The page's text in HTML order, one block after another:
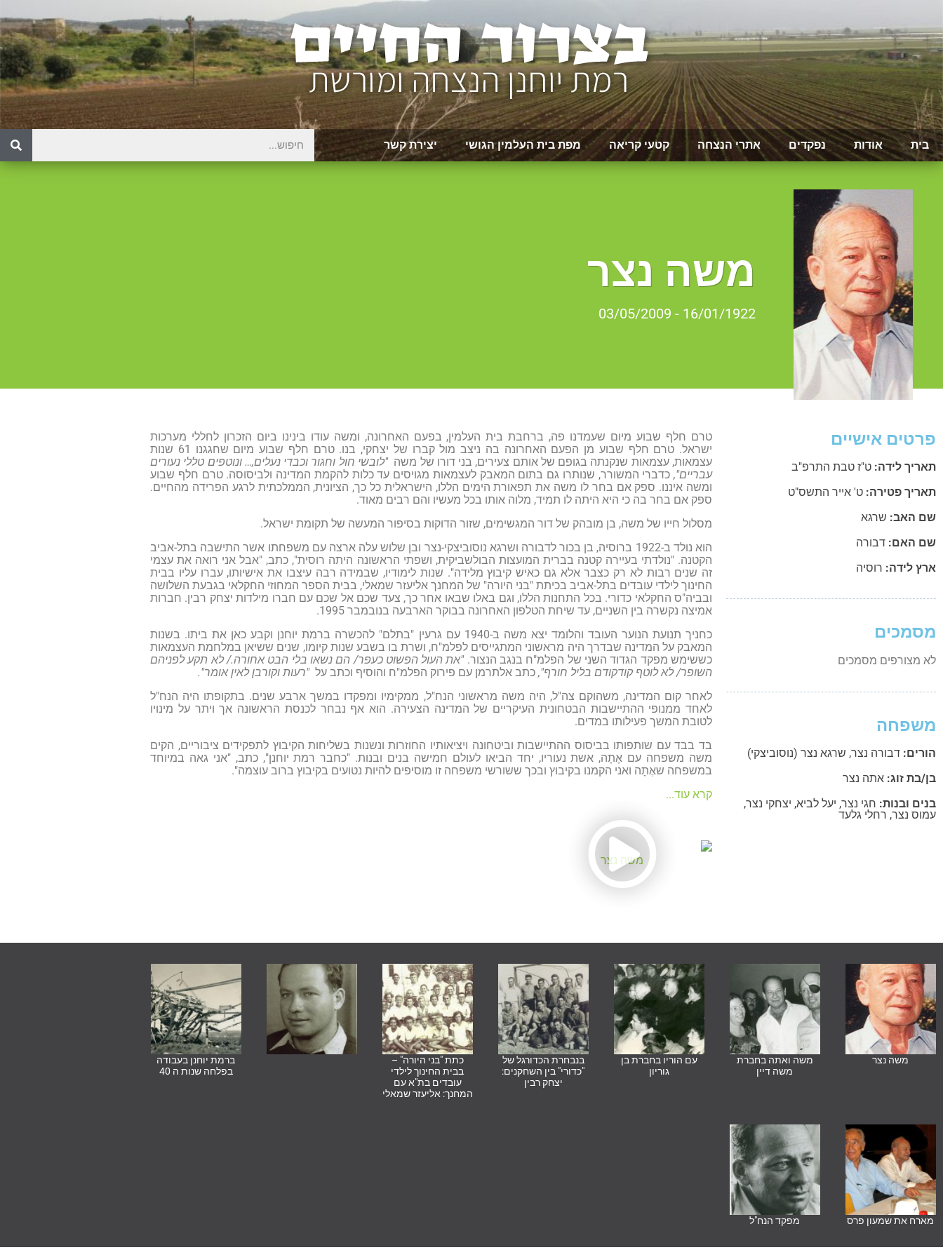
בית אודות נפקדים אתרי הנצחה קטעי קריאה מפת בית העלמין הגושי יצירת קשר
משה נצר
16/01/1922 - 03/05/2009
פרטים אישיים
תאריך לידה: ט"ז טבת התרפ"ב
תאריך פטירה: ט' אייר התשס"ט
שם האב: שרגא
שם האם: דבורה
ארץ לידה: רוסיה
מסמכים
לא מצורפים מסמכים
משפחה
הורים: דבורה נצר, שרגא נצר (נוסוביצקי)
בן/בת זוג: אתה נצר
בנים ובנות: חגי נצר, יעל לביא, יצחקי נצר,
עמוס נצר, רחלי גלעד
טרם חלף שבוע מיום שעמדנו פה, ברחבת בית העלמין, בפעם האחרונה, ומשה עודו בינינו ביום הזכרון לחללי מערכות
ישראל. טרם חלף שבוע מן הפעם האחרונה בה ניצב מול קברו של יצחקי, בנו. טרם חלף שבוע מיום שחגגנו 61 שנות
עצמאות, עצמאות שנקנתה בגופם של אותם צעירים, בני דורו של משה"לובשי חול וחגור וכבדי נעלים,… ונוטפים טללי נעורים
עבריים",כדברי המשורר, שנותרו גם בתום המאבק לעצמאות מגויסים עד כלות להקמת המדינה ולביסוסה. טרם חלף שבוע
ומשה איננו. ספק אם בחר לו משה את תפאורת הימים הללו, הישראלית כל כך, הציונית, הממלכתית לרגע הפרידה מהחיים.
ספק אם בחר בה כי היא היתה לו תמיד, מלוה אותו בכל מעשיו והם רבים מאוד.
מסלול חייו של משה, בן מובהק של דור המגשימים, שזור הדוקות בסיפור המעשה של תקומת ישראל.
הוא נולד ב-1922 ברוסיה, בן בכור לדבורה ושרגא נוסוביצקי-נצר ובן שלוש עלה ארצה עם משפחתו אשר התישבה בתל-אביב
הקטנה. "נולדתי בעיירה קטנה בברית המועצות הבולשביקית, ושפתי הראשונה היתה רוסית", כתב, "אבל אני רואה את עצמי
זה שנים רבות לא רק כצבר אלא גם כאיש קיבוץ מלידה". שנות לימודיו, שבמידה רבה עיצבו את אישיותו, עברו עליו בבית
החינוך לילדי עובדים בתל-אביב בכיתת "בני היורה" של המחנך אליעזר שמאלי, בבית הספר המחוזי החקלאי בגבעת השלושה
ובביה"ס החקלאי כדורי. בכל התחנות הללו, וגם באלו שבאו אחר כך, צעד שכם אל שכם עם חברו מילדות יצחק רבין. חברות
אמיצה נקשרה בין השניים, עד שיחת הטלפון האחרונה בבוקר הארבעה בנובמבר 1995.
כחניך תנועת הנוער העובד והלומד יצא משה ב-1940 עם גרעין "בתלם" להכשרה ברמת יוחנן וקבע כאן את ביתו. בשנות
המאבק על המדינה שבדרך היה מראשוני המתגייסים לפלמ"ח, ושרת בו בשבע שנות קיומו, שנים ששיאן במלחמת העצמאות
כששימש מפקד הגדוד השני של הפלמ"ח בנגב הנצור."את העול הפשוט כעפר/ הם נשאו בלי הבט אחורה./ לא תקע לפניהם
השופר/ לא לוטף קודקודם בליל חורף",כתב אלתרמן עם פירוק הפלמ"ח והוסיף וכתב על"רעות וקורבן לאין אומר".
לאחר קום המדינה, משהוקם צה"ל, היה משה מראשוני הנח"ל, ממקימיו ומפקדו במשך ארבע שנים. בתקופתו היה הנח"ל
לאחד ממנופי ההתיישבות הבטחונית העיקריים של המדינה הצעירה. הוא אף נבחר לכנסת הראשונה אך ויתר על מינויו
לטובת המשך פעילותו במדים.
בד בבד עם שותפותו בביסוס ההתיישבות וביטחונה ויציאותיו החוזרות ונשנות בשליחות הקיבוץ לתפקידים ציבוריים, הקים
משה משפחה עם אֶתָה, אשת נעוריו, יחד הביאו לעולם חמישה בנים ובנות. "כחבר רמת יוחנן", כתב, "אני גאה במיוחד
במשפחה שאֶתָה ואני הקמנו בקיבוץ ובכך ששורשי משפחה זו מוסיפים להיות נטועים בקיבוץ ברוב עוצמה".
קרא עוד...
משה נצר
משה נצר
משה ואתה בחברת
משה דיין
עם הוריו בחברת בן
גוריון
בנבחרת הכדורגל של
"כדורי" בין השחקנים:
יצחק רבין
כתת "בני היורה" –
בבית החינוך לילדי
עובדים בת"א עם
המחנך: אליעזר שמאלי
ברמת יוחנן בעבודה
בפלחה שנות ה 40
מארח את שמעון פרס מפקד הנח"ל